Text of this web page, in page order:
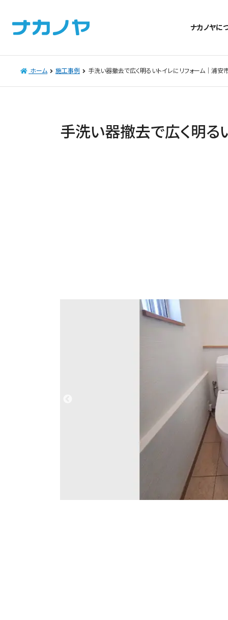
ナカノヤに
ホーム 施工事例 手洗い器撤去で広く明るいトイレにリフォーム｜浦安
手洗い器撤去で広く明る